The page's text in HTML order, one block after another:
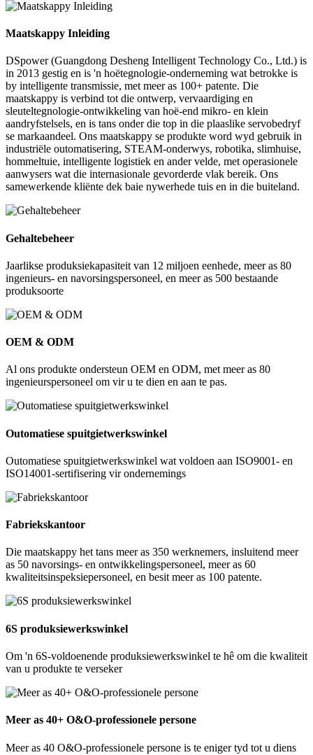
Maatskappy Inleiding
DSpower (Guangdong Desheng Intelligent Technology Co., Ltd.) is
in 2013 gestig en is 'n hoëtegnologie-onderneming wat betrokke is
by intelligente transmissie, met meer as 100+ patente. Die
maatskappy is verbind tot die ontwerp, vervaardiging en
sleuteltegnologie-ontwikkeling van hoë-end mikro- en klein
aandryfstelsels, en is tans onder die top in die plaaslike servobedryf
se markaandeel. Ons maatskappy se produkte word wyd gebruik in
industriële outomatisering, STEAM-onderwys, robotika, slimhuise,
hommeltuie, intelligente logistiek en ander velde, met operasionele
aanwysers wat die internasionale gevorderde vlak bereik. Ons
samewerkende kliënte dek baie nywerhede tuis en in die buiteland.
Gehaltebeheer
Jaarlikse produksiekapasiteit van 12 miljoen eenhede, meer as 80
ingenieurs- en navorsingspersoneel, en meer as 500 bestaande
produksoorte
OEM & ODM
Al ons produkte ondersteun OEM en ODM, met meer as 80
ingenieurspersoneel om vir u te dien en aan te pas.
Outomatiese spuitgietwerkswinkel
Outomatiese spuitgietwerkswinkel wat voldoen aan ISO9001- en
ISO14001-sertifisering vir ondernemings
Fabriekskantoor
Die maatskappy het tans meer as 350 werknemers, insluitend meer
as 50 navorsings- en ontwikkelingspersoneel, meer as 60
kwaliteitsinspeksiepersoneel, en besit meer as 100 patente.
6S produksiewerkswinkel
Om 'n 6S-voldoenende produksiewerkswinkel te hê om die kwaliteit
van u produkte te verseker
Meer as 40+ O&O-professionele persone
Meer as 40 O&O-professionele persone is te eniger tyd tot u diens